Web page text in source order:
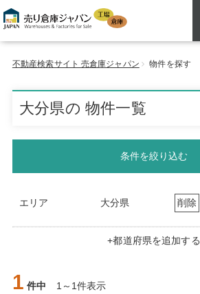
不動産検索サイト 売倉庫ジャパン 物件を探す
大分県の 物件一覧
条件を絞り込む
エリア 大分県 削除
+都道府県を追加する
1 件中 1～1件表示